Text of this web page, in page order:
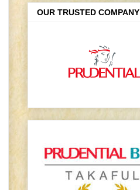
OUR TRUSTED COMPANY